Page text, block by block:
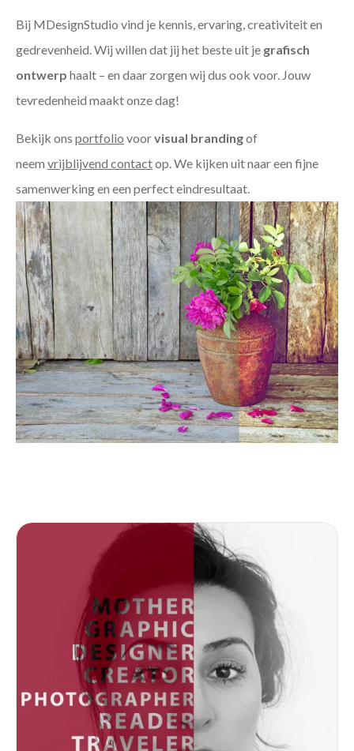
Bij MDesignStudio vind je kennis, ervaring, creativiteit en
gedrevenheid. Wij willen dat jij het beste uit je grafisch
ontwerp haalt – en daar zorgen wij dus ook voor. Jouw
tevredenheid maakt onze dag!
Bekijk ons portfolio voorvisual brandingof
neem vrijblijvend contactop. We kijken uit naar een fijne
samenwerking en een perfect eindresultaat.